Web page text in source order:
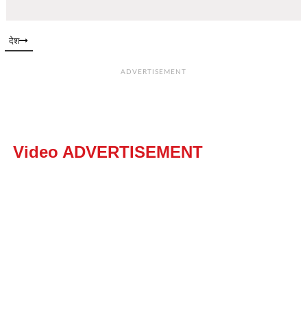
देश
ADVERTISEMENT
Video ADVERTISEMENT